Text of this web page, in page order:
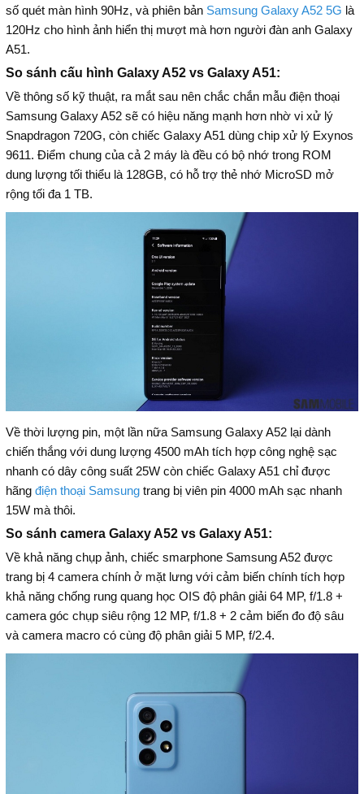
số quét màn hình 90Hz, và phiên bản Samsung Galaxy A52 5G là
120Hz cho hình ảnh hiển thị mượt mà hơn người đàn anh Galaxy
A51.
So sánh cấu hình Galaxy A52 vs Galaxy A51:
Về thông số kỹ thuật, ra mắt sau nên chắc chắn mẫu điện thoại
Samsung Galaxy A52 sẽ có hiệu năng mạnh hơn nhờ vi xử lý
Snapdragon 720G, còn chiếc Galaxy A51 dùng chip xử lý Exynos
9611. Điểm chung của cả 2 máy là đều có bộ nhớ trong ROM
dung lượng tối thiểu là 128GB, có hỗ trợ thẻ nhớ MicroSD mở
rộng tối đa 1 TB.
Về thời lượng pin, một lần nữa Samsung Galaxy A52 lại dành
chiến thắng với dung lượng 4500 mAh tích hợp công nghệ sạc
nhanh có dây công suất 25W còn chiếc Galaxy A51 chỉ được
hãng điện thoại Samsungtrang bị viên pin 4000 mAh sạc nhanh
15W mà thôi.
So sánh camera Galaxy A52 vs Galaxy A51:
Về khả năng chụp ảnh, chiếc smarphone Samsung A52 được
trang bị 4 camera chính ở mặt lưng với cảm biến chính tích hợp
khả năng chống rung quang học OIS độ phân giải 64 MP, f/1.8 +
camera góc chụp siêu rộng 12 MP, f/1.8 + 2 cảm biến đo độ sâu
và camera macro có cùng độ phân giải 5 MP, f/2.4.